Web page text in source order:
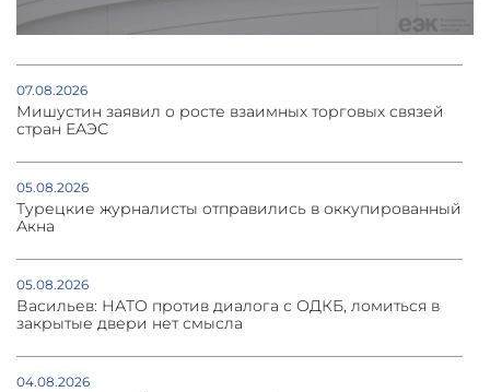
07.08.2026
Мишустин заявил о росте взаимных торговых связей
стран ЕАЭС
05.08.2026
Турецкие журналисты отправились в оккупированный
Акна
05.08.2026
Васильев: НАТО против диалога с ОДКБ, ломиться в
закрытые двери нет смысла
04.08.2026